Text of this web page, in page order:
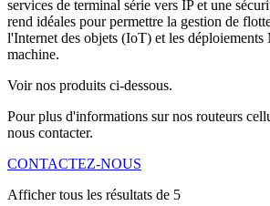
services de terminal série vers IP et une
rend idéales pour permettre la gestion de
l'Internet des objets (IoT) et les
machine.
Voir nos produits ci-dessous.
Pour plus d'informations sur nos routeurs
nous contacter.
CONTACTEZ-NOUS
Afficher tous les résultats de 5